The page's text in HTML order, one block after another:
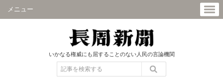
メニュー
いかなる権威にも屈することのない人民の言論機関